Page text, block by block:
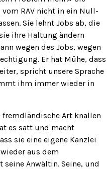
RAV nicht in ein Null-
Sie lehnt Jobs ab, die
ihre Haltung ändern
wegen des Jobs, wegen
Er hat Mühe, dass
spricht unsere Sprache
ihm immer wieder in
Art knallen
es satt und macht
sie eine eigene Kanzlei
aus dem
Anwältin. Seine, und